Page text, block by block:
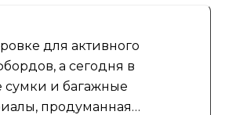
для активного
а сегодня в
сумки и багажные
продуманная